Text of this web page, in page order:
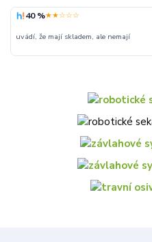
40 %★★☆☆☆
uvádí, že mají skladem, ale nemají